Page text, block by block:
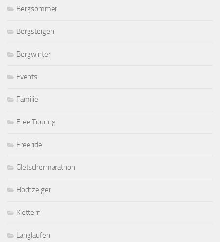
Bergsommer
Bergsteigen
Bergwinter
Events
Familie
Free Touring
Freeride
Gletschermarathon
Hochzeiger
Klettern
Langlaufen